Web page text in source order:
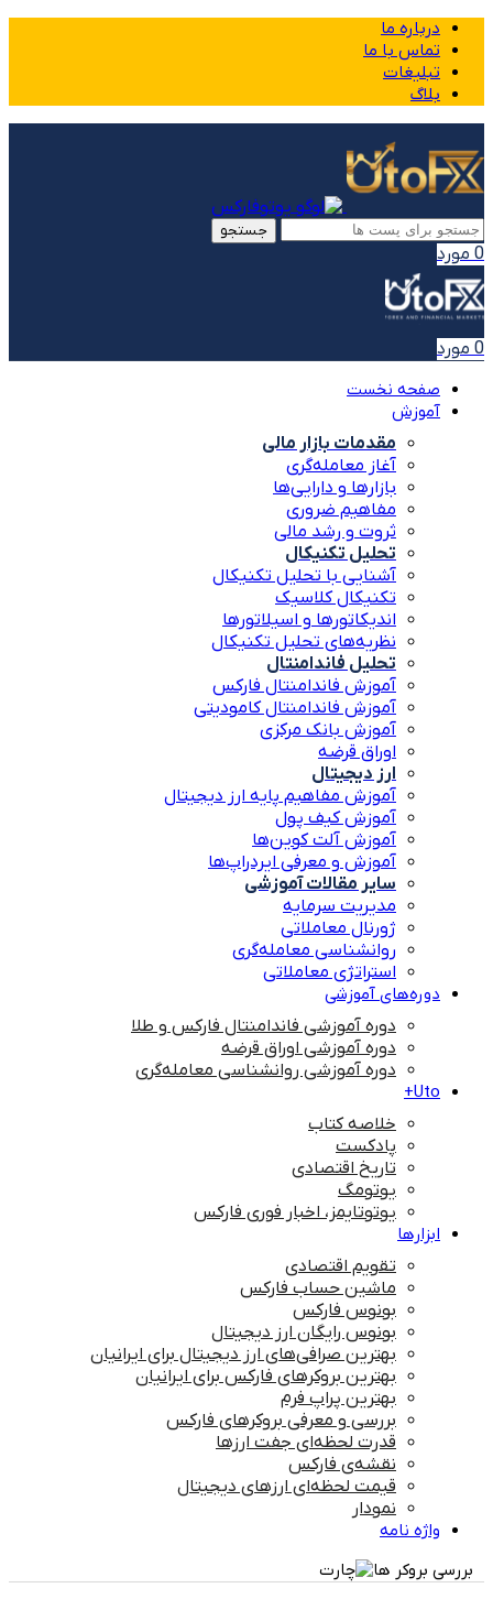
درباره ما
تماس با ما
تبلیغات
بلاگ
جستجو
0 مورد
0 مورد
صفحه نخست
آموزش
مقدمات بازار مالی
آغاز معامله‌گری
بازارها و دارایی‌ها
مفاهیم ضروری
ثروت و رشد مالی
تحلیل تکنیکال
آشنایی با تحلیل تکنیکال
تکنیکال کلاسیک
اندیکاتورها و اسیلاتورها
نظریه‌های تحلیل تکنیکال
تحلیل فاندامنتال
آموزش فاندامنتال فارکس
آموزش فاندامنتال کامودیتی
آموزش بانک مرکزی
اوراق قرضه
ارز دیجیتال
آموزش مفاهیم پایه ارز دیجیتال
آموزش کیف پول
آموزش آلت کوین‌ها
آموزش و معرفی ایردراپ‌ها
سایر مقالات آموزشی
مدیریت سرمایه
ژورنال معاملاتی
روانشناسی معامله‌گری
استراتژی معاملاتی
دوره‌های آموزشی
دوره آموزشی فاندامنتال فارکس و طلا
دوره آموزشی اوراق قرضه
دوره آموزشی روانشناسی معامله‌گری
Uto+
خلاصه کتاب
پادکست
تاریخ اقتصادی
یوتومگ
یوتوتایمز، اخبار فوری فارکس
ابزارها
تقویم اقتصادی
ماشین حساب فارکس
بونوس فارکس
بونوس رایگان ارز دیجیتال
بهترین صرافی‌های ارز دیجیتال برای ایرانیان
بهترین بروکرهای فارکس برای ایرانیان
بهترین پراپ‌ فرم
بررسی و معرفی بروکرهای فارکس
قدرت لحظه‌ای جفت ارزها
نقشه‌ی فارکس
قیمت لحظه‌ای ارزهای دیجیتال
نمودار
واژه نامه
بررسی بروکر ها